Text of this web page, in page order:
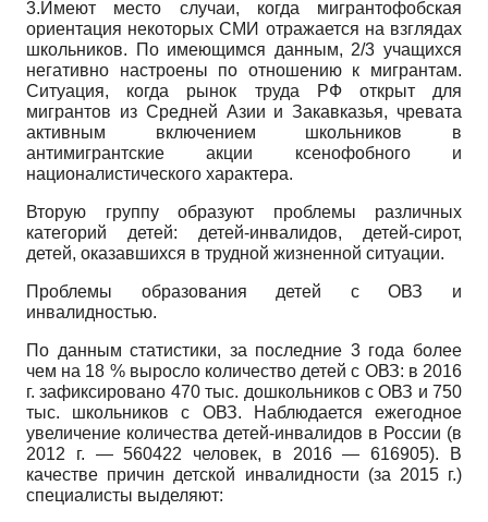
3.Имеют место случаи, когда мигрантофобская
ориентация некоторых СМИ отражается на взглядах
школьников. По имеющимся данным, 2/3 учащихся
негативно настроены по отношению к мигрантам.
Ситуация, когда рынок труда РФ открыт для
мигрантов из Средней Азии и Закавказья, чревата
активным включением школьников в
антимигрантские акции ксенофобного и
националистического характера.
Вторую группу образуют проблемы различных
категорий детей: детей-инвалидов, детей-сирот,
детей, оказавшихся в трудной жизненной ситуации.
Проблемы образования детей с ОВЗ и
инвалидностью.
По данным статистики, за последние 3 года более
чем на 18 % выросло количество детей с ОВЗ: в 2016
г. зафиксировано 470 тыс. дошкольников с ОВЗ и 750
тыс. школьников с ОВЗ. Наблюдается ежегодное
увеличение количества детей-инвалидов в России (в
2012 г. — 560422 человек, в 2016 — 616905). В
качестве причин детской инвалидности (за 2015 г.)
специалисты выделяют: